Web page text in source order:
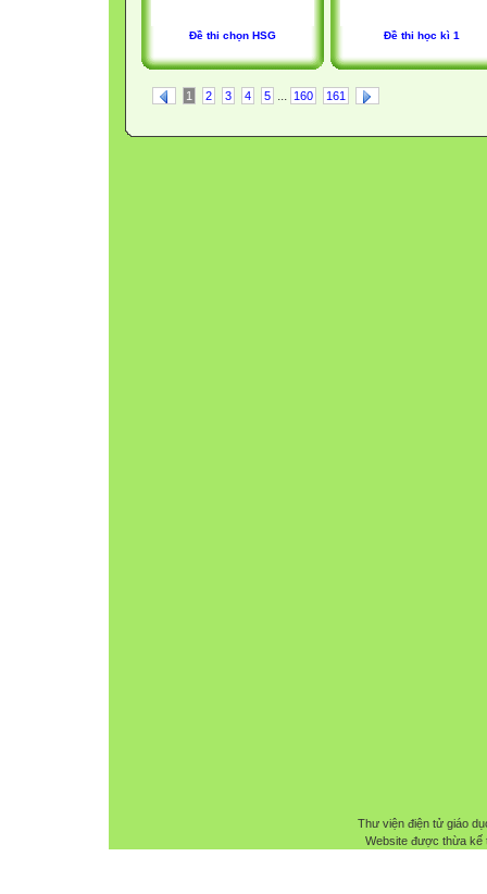
Đề thi chọn HSG Đề thi học kì 1
1 2 3 4 5 ... 160 161
Thư viện điện tử giáo
Website được thừa